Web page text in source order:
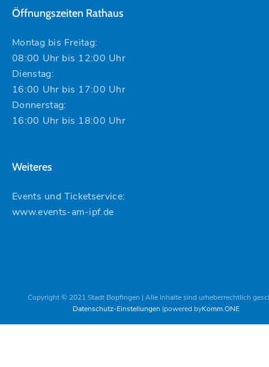
Öffnungszeiten Rathaus
Montag bis Freitag:
08:00 Uhr bis 12:00 Uhr
Dienstag:
16:00 Uhr bis 17:00 Uhr
Donnerstag:
16:00 Uhr bis 18:00 Uhr
Weiteres
Events und Ticketservice:
www.events-am-ipf.de
Copyright © 2021 Stadt Bopfingen | Alle Inhalte sind urheberrechtlich
Datenschutz-Einstellungen powered byKomm.ONE